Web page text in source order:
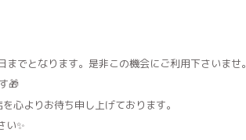
でとなります。是非この機会にご利用下さいませ。
🎁
心よりお待ち申し上げております。
い✨